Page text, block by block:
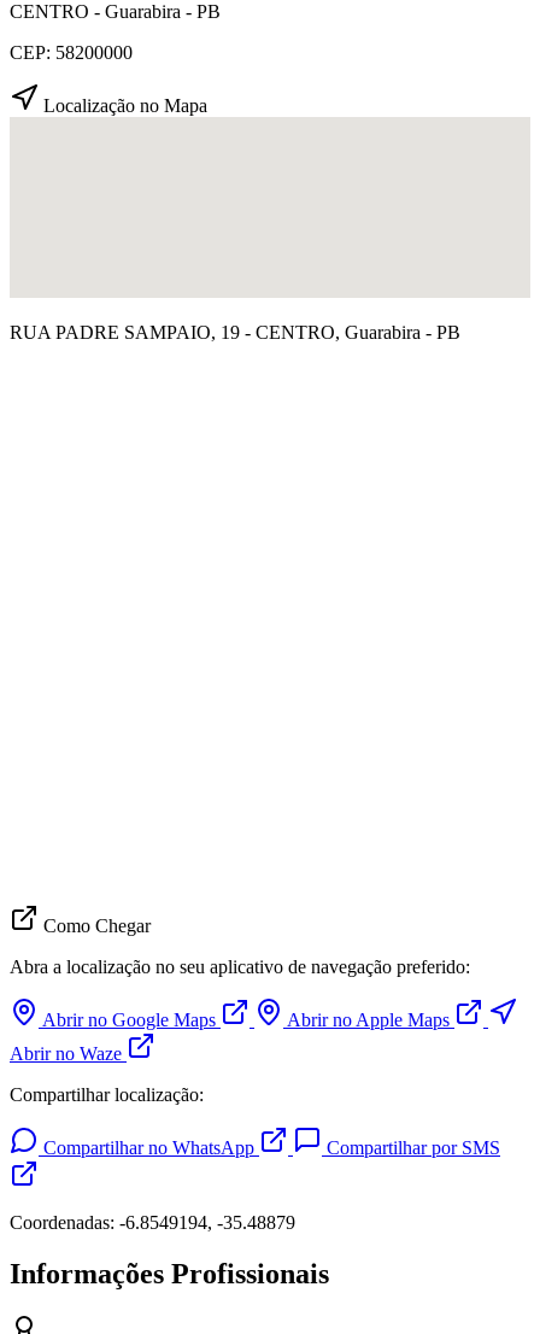
CENTRO - Guarabira - PB
CEP: 58200000
Localização no Mapa
RUA PADRE SAMPAIO, 19 - CENTRO, Guarabira - PB
Como Chegar
Abra a localização no seu aplicativo de navegação preferido:
Abrir no Google Maps
Abrir no Apple Maps
Abrir no Waze
Compartilhar localização:
Compartilhar no WhatsApp Compartilhar por SMS
Coordenadas: -6.8549194, -35.48879
Informações Profissionais